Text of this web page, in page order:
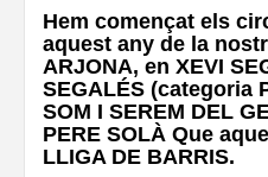
Hem començat els
aquest any de la
ARJONA, en XEVI
SEGALÉS (categoria
SOM I SEREM DEL
PERE SOLÀ Que
LLIGA DE BARRIS.